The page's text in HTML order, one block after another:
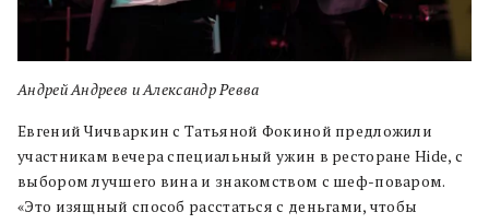
Андрей Андреев и Александр Ревва
Евгений Чичваркин с Татьяной Фокиной предложили
участникам вечера специальный ужин в ресторане Hide, с
выбором лучшего вина и знакомством с шеф-поваром.
«Это изящный способ расстаться с деньгами, чтобы